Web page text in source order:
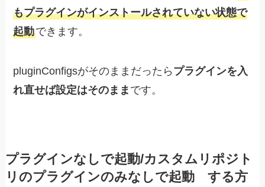
もプラグインがインストールされていない状態で
起動できます。
pluginConfigsがそのままだったら プラグインを入
れ直せば設定はそのまま です。
プラグインなしで起動/カスタムリポジト
リのプラグインのみなしで起動 する方